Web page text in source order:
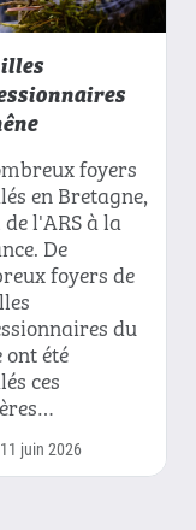
foyers
en Bretagne,
l'ARS à la
De
foyers de
du
ont été
ces
juin 2026